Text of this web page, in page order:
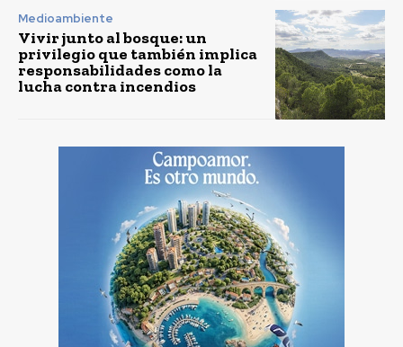
Medioambiente
Vivir junto al bosque: un
privilegio que también implica
responsabilidades como la
lucha contra incendios